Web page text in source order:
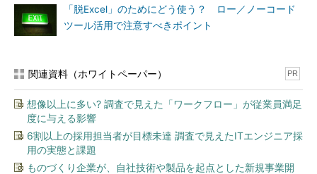
「脱Excel」のためにどう使う？ ロー／ノーコード
ツール活用で注意すべきポイント
関連資料（ホワイトペーパー） PR
想像以上に多い? 調査で見えた「ワークフロー」が従業員満足
度に与える影響
6割以上の採用担当者が目標未達 調査で見えたITエンジニア採
用の実態と課題
ものづくり企業が、自社技術や製品を起点とした新規事業開